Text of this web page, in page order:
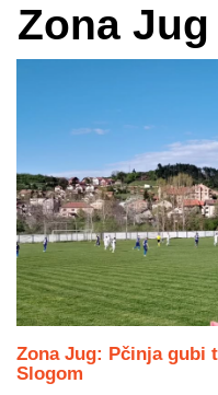
Zona Jug
Zona Jug: Pčinja gubi
Slogom